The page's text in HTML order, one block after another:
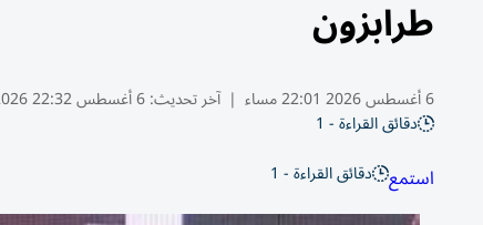
طرابزون
6 أغسطس 2026 22:01 مساء | آخر تحديث:6 أغسطس 22:32 2026
دقائق القراءة - 1
استمع دقائق القراءة - 1